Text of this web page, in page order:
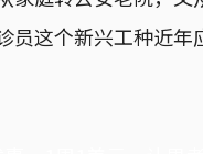
员这个新兴工种近年